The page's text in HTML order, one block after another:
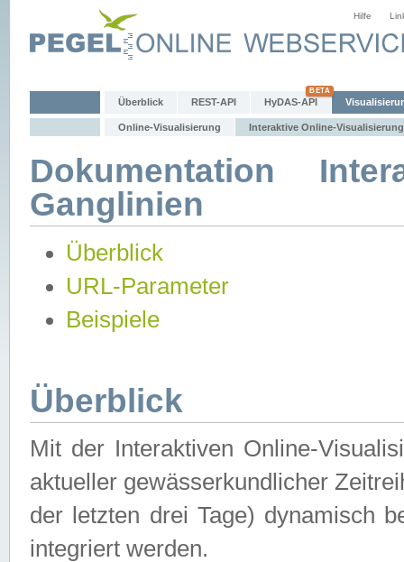
Hilfe
Überblick REST-API HyDAS-API
Online-Visualisierung Interaktive Online-Visualisierung
Dokumentation
Ganglinien
Überblick
URL-Parameter
Beispiele
Überblick
Mit der Interaktiven Online-
aktueller gewässerkundlicher
der letzten drei Tage) dynamisch
integriert werden.